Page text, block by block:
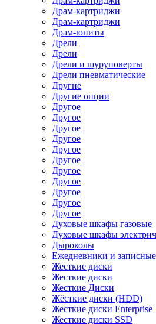
Драм-картриджи
Драм-картриджи
Драм-юниты
Дрели
Дрели
Дрели и шуруповерты
Дрели пневматические
Другие
Другие опции
Другое
Другое
Другое
Другое
Другое
Другое
Другое
Другое
Другое
Другое
Другое
Духовые шкафы газовые
Духовые шкафы
Дыроколы
Ежедневники и
Жесткие диски
Жесткие диски
Жесткие Диски
Жёсткие диски (HDD)
Жесткие диски Enterprise
Жесткие диски SSD